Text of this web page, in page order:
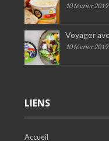
10 février 2019
Voyager
10 février 2019
LIENS
Accueil